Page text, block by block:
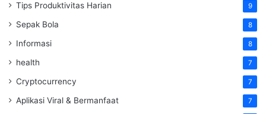
Tips Produktivitas Harian 9
Sepak Bola 8
Informasi 8
health 7
Cryptocurrency 7
Aplikasi Viral & Bermanfaat 7